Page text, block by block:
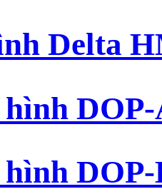
Delta
DOP-
DOP-